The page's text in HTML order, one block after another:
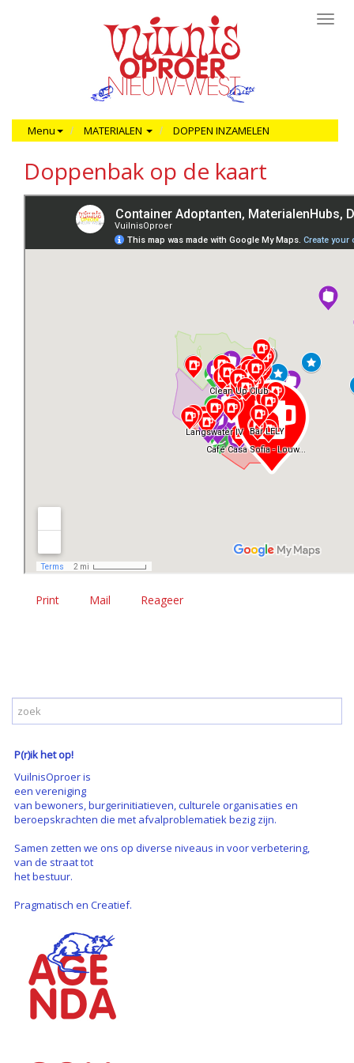
Menu MATERIALEN DOPPEN INZAMELEN
Doppenbak op de kaart
Print Mail Reageer
P(r)ik het op!
VuilnisOproer is
een vereniging
van bewoners, burgerinitiatieven, culturele organisaties en
beroepskrachten die met afvalproblematiek bezig zijn.
Samen zetten we ons op diverse niveaus in voor verbetering,
van de straat tot
het bestuur.
Pragmatisch en Creatief.